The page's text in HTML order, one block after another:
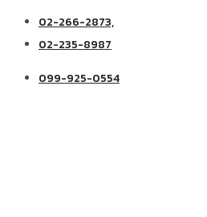
02-266-2873,
02-235-8987
099-925-0554